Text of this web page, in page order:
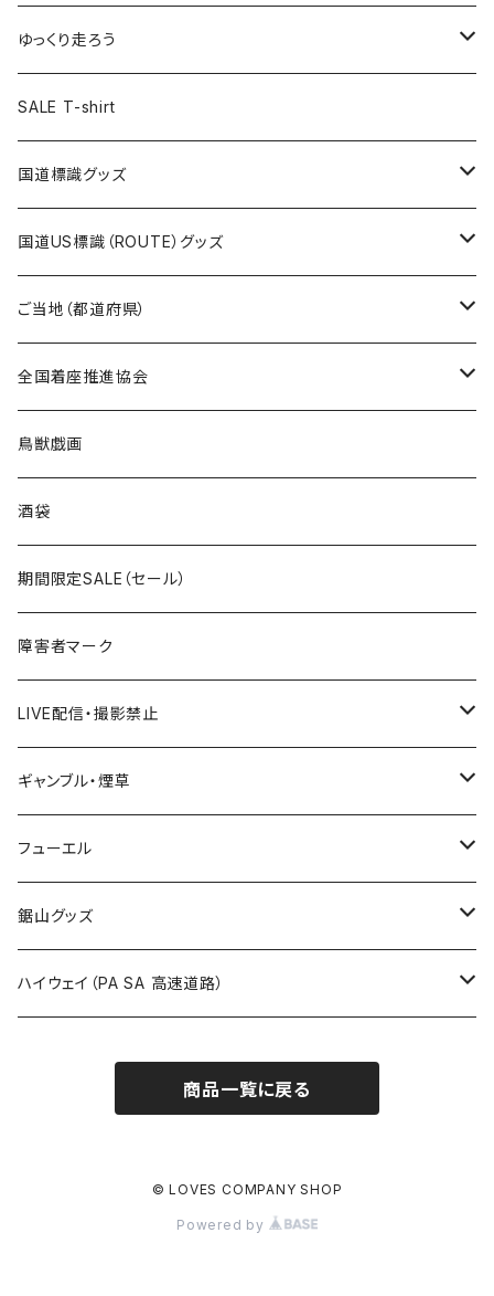
トートバッグ
ランチバッグ
エコバッグ
クリアファイル
キーホルダー
クリアファイル
Tシャツ
ステッカー
サコッシュ
ホテルキーホルダー
モーテルキーホルダー
トートバッグ
クリアファイル
マスク
エコバッグ
千葉ロッテマリーンズコラボ
エコバッグ
ステッカー
モーテルキーホルダー
ホテルキーホルダー
トートバッグ
キャップ
ステッカー
ホテルキーホルダー
Tシャツ
キャップ
ステッカー
ゆっくり走ろう
Tシャツ
ステッカー
ホテルキーホルダー
SALE T-shirt
国道標識グッズ
ステッカー
国道0～99号線
国道100～199号線
国道600～699号線
国道700～799号線
Tシャツ
キャップ
国道US標識（ROUTE）グッズ
ステッカー
ROUTE 0～99号線
ROUTE100～199号線
ROUTE600～699号線
ROUTE700～799号線
Tシャツ
ROUTE 0～99号線
ROUTE 100～199号線
ROUTE 600～699号線
ROUTE 700～799号線
キャップ
ROUTE 0～99号線
ROUTE 100～199号線
ROUTE 600～699号線
ROUTE 700～799号線
ご当地（都道府県）
北海道
青森県
岩手県
宮城県
秋田県
Tシャツ
ステッカー
山形県
福島県
茨城県
栃木県
群馬県
全国着座推進協会
ステッカー
鳥獣戯画
酒袋
期間限定SALE（セール）
障害者マーク
LIVE配信・撮影禁止
LIVE配信禁止
撮影禁止
ギャンブル・煙草
ホテルキーホルダー
たばこ・禁煙ステッカー
フューエル
ステッカー
鋸山グッズ
Tシャツ
ハイウェイ（PA SA 高速道路）
商品一覧に戻る
© LOVES COMPANY SHOP
Powered by